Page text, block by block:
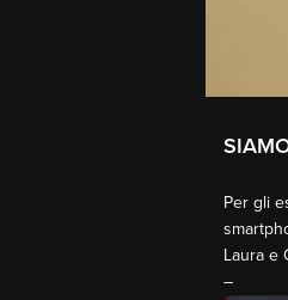
Per gli
Laura e
–